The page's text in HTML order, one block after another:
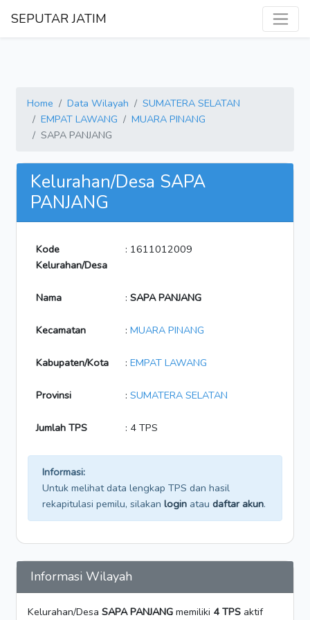
SEPUTAR JATIM
Home Data Wilayah
SUMATERA SELATAN
EMPAT LAWANG
MUARA PINANG
SAPA PANJANG
Kelurahan/Desa SAPA
PANJANG
Kode
Kelurahan/Desa
: 1611012009
Nama : SAPA PANJANG
Kecamatan : MUARA PINANG
Kabupaten/Kota : EMPAT LAWANG
Provinsi : SUMATERA SELATAN
Jumlah TPS : 4 TPS
Informasi:
Untuk melihat data lengkap TPS dan hasil
rekapitulasi pemilu, silakan login atau daftar akun.
Informasi Wilayah
Kelurahan/Desa SAPA PANJANG memiliki 4 TPS aktif